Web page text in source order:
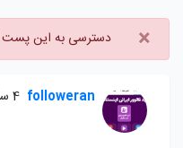
× دسترسی به این پست
followeran 4 سال پیش